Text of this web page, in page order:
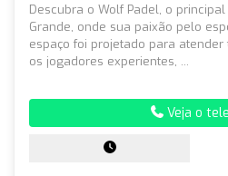
Descubra o Wolf Padel, o
Grande, onde sua paixão pelo
espaço foi projetado para
os jogadores experientes, ...
Veja o